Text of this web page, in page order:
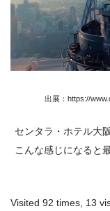
出展：https://
センタラ・ホテル大
こんな感じになると
Visited 92 times, 13